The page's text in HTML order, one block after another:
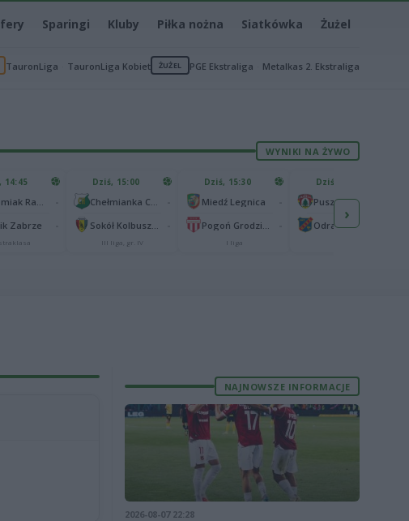
Sparingi Kluby Piłka nożna Siatkówka Żużel
TauronLiga TauronLiga Kobiet ŻUŻEL PGE Ekstraliga Metalkas 2. Ekstraliga
WYNIKI NA ŻYWO
14:45
Zabrze
Dziś, 15:00
III liga, gr. IV
Dziś, 15:30
Miedź Legnica
I liga
Dziś, 15:30
Odra Opole
›
NAJNOWSZE INFORMACJE
2026-08-07 22:28